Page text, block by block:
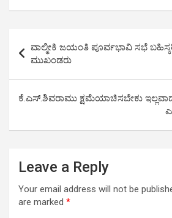
at
s
A
p
p
ce
b
o
o
k
tt
er
ail py
Li
n
k
e
navigation
ವಾಲ್ಮೀಕಿ ಜಯಂತಿ ಪೂರ್ವಭಾವಿ ಸಭೆ
ಮುಖಂಡರು
ಕೆ.ಎಸ್.ಶಿವರಾಮು ಕ್ಷಮೆಯಾಚಿಸಬೇಕು
Leave a Reply
Your email address will not be
are marked *